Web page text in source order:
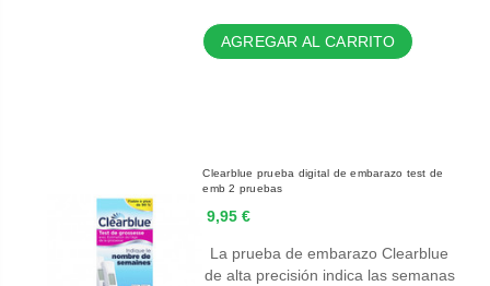
AGREGAR AL CARRITO
Clearblue prueba digital de embarazo test de
emb 2 pruebas
9,95 €
La prueba de embarazo Clearblue
de alta precisión indica las semanas